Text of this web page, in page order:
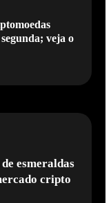
veja o
esmeraldas
cripto